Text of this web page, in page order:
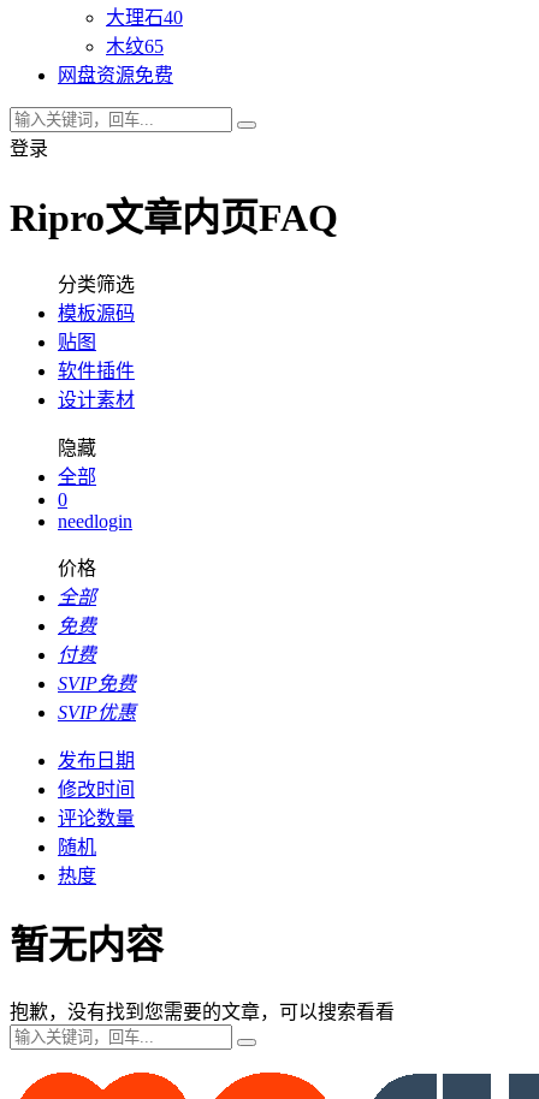
大理石40
木纹65
网盘资源免费
登录
Ripro文章内页FAQ
分类筛选
模板源码
贴图
软件插件
设计素材
隐藏
全部
0
needlogin
价格
全部
免费
付费
SVIP免费
SVIP优惠
发布日期
修改时间
评论数量
随机
热度
暂无内容
抱歉，没有找到您需要的文章，可以搜索看看